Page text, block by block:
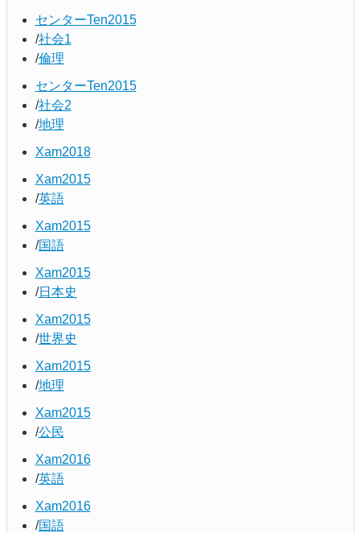
センターTen2015
社会1
倫理
センターTen2015
社会2
地理
Xam2018
Xam2015
英語
Xam2015
国語
Xam2015
日本史
Xam2015
世界史
Xam2015
地理
Xam2015
公民
Xam2016
英語
Xam2016
国語